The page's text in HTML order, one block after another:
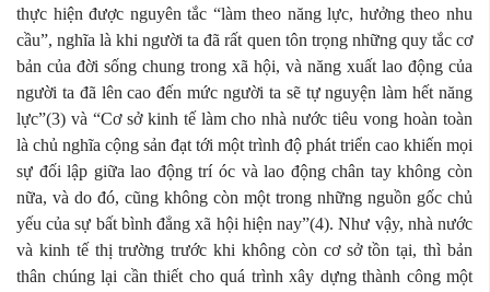
thực hiện được nguyên tắc “làm theo năng lực, hưởng theo nhu
cầu”, nghĩa là khi người ta đã rất quen tôn trọng những quy tắc cơ
bản của đời sống chung trong xã hội, và năng xuất lao động của
người ta đã lên cao đến mức người ta sẽ tự nguyện làm hết năng
lực”(3) và “Cơ sở kinh tế làm cho nhà nước tiêu vong hoàn toàn
là chủ nghĩa cộng sản đạt tới một trình độ phát triển cao khiến mọi
sự đối lập giữa lao động trí óc và lao động chân tay không còn
nữa, và do đó, cũng không còn một trong những nguồn gốc chủ
yếu của sự bất bình đẳng xã hội hiện nay”(4). Như vậy, nhà nước
và kinh tế thị trường trước khi không còn cơ sở tồn tại, thì bản
thân chúng lại cần thiết cho quá trình xây dựng thành công một